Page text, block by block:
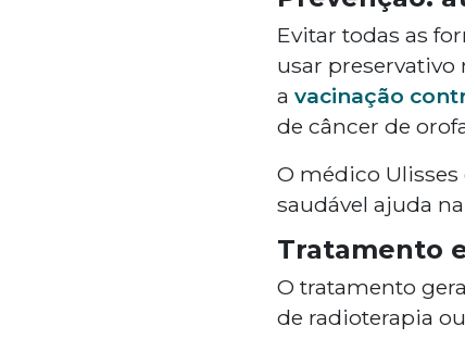
Evitar todas as
usar preservativo
a vacinação
de câncer de
O médico
saudável ajuda
Tratamento
O tratamento
de radioterapia